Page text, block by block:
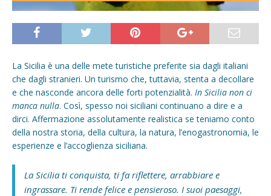
La Sicilia è una delle mete turistiche preferite sia dagli italiani
che dagli stranieri. Un turismo che, tuttavia, stenta a decollare
e che nasconde ancora delle forti potenzialità. In Sicilia non ci
manca nulla. Così, spesso noi siciliani continuano a dire e a
dirci. Affermazione assolutamente realistica se teniamo conto
della nostra storia, della cultura, la natura, l’enogastronomia, le
esperienze e l’accoglienza siciliana.
La Sicilia ti conquista, ti fa riflettere, arrabbiare e
ingrassare. Ti rende felice e pensieroso. I suoi paesaggi,